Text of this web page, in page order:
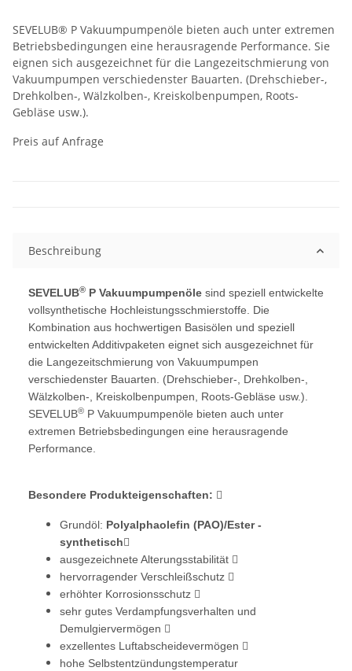
SEVELUB® P Vakuumpumpenöle bieten auch unter extremen
Betriebsbedingungen eine herausragende Performance. Sie
eignen sich ausgezeichnet für die Langezeitschmierung von
Vakuumpumpen verschiedenster Bauarten. (Drehschieber-,
Drehkolben-, Wälzkolben-, Kreiskolbenpumpen, Roots-
Gebläse usw.).
Preis auf Anfrage
Beschreibung
SEVELUB® P Vakuumpumpenöle sind speziell entwickelte
vollsynthetische Hochleistungsschmierstoffe. Die
Kombination aus hochwertigen Basisölen und speziell
entwickelten Additivpaketen eignet sich ausgezeichnet für
die Langezeitschmierung von Vakuumpumpen
verschiedenster Bauarten. (Drehschieber-, Drehkolben-,
Wälzkolben-, Kreiskolbenpumpen, Roots-Gebläse usw.).
SEVELUB® P Vakuumpumpenöle bieten auch unter
extremen Betriebsbedingungen eine herausragende
Performance.
Besondere Produkteigenschaften: 
Grundöl: Polyalphaolefin (PAO)/Ester -
synthetisch
ausgezeichnete Alterungsstabilität 
hervorragender Verschleißschutz 
erhöhter Korrosionsschutz 
sehr gutes Verdampfungsverhalten und
Demulgiervermögen 
exzellentes Luftabscheidevermögen 
hohe Selbstentzündungstemperatur